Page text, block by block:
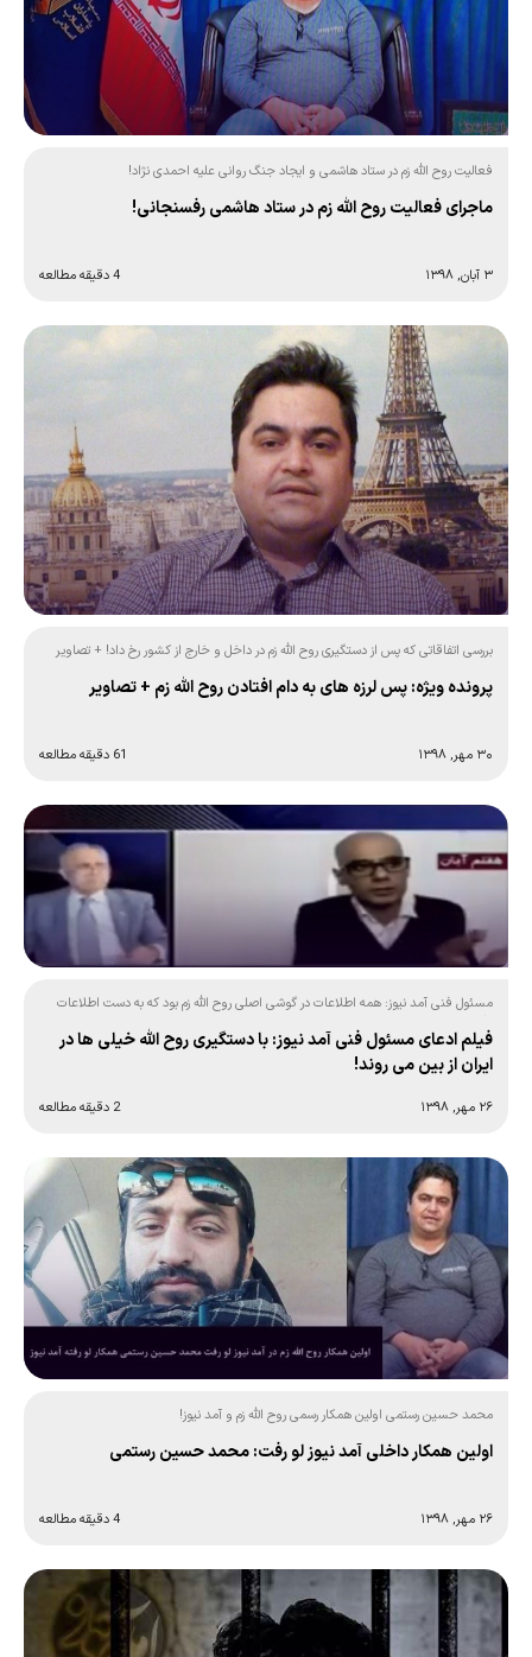
فعالیت روح الله زم در ستاد هاشمی و ایجاد جنگ روانی علیه احمدی نژاد!
ماجرای فعالیت روح الله زم در ستاد هاشمی رفسنجانی!
۳ آبان, ۱۳۹۸ 4 دقیقه مطالعه
بررسی اتفاقاتی که پس از دستگیری روح الله زم در داخل و خارج از کشور رخ داد! + تصاویر
پرونده ویژه: پس لرزه های به دام افتادن روح الله زم + تصاویر
۳۰ مهر, ۱۳۹۸ 61 دقیقه مطالعه
مسئول فنی آمد نیوز: همه اطلاعات در گوشی اصلی روح الله زم بود که به دست اطلاعات
فیلم ادعای مسئول فنی آمد نیوز: با دستگیری روح الله خیلی ها در
ایران از بین می روند!
۲۶ مهر, ۱۳۹۸ 2 دقیقه مطالعه
محمد حسین رستمی اولین همکار رسمی روح الله زم و آمد نیوز!
اولین همکار داخلی آمد نیوز لو رفت: محمد حسین رستمی
۲۶ مهر, ۱۳۹۸ 4 دقیقه مطالعه